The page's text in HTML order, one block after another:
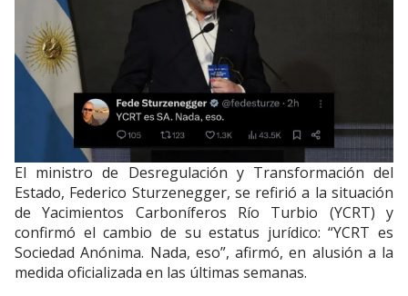
El ministro de Desregulación y Transformación del
Estado, Federico Sturzenegger, se refirió a la situación
de Yacimientos Carboníferos Río Turbio (YCRT) y
confirmó el cambio de su estatus jurídico: “YCRT es
Sociedad Anónima. Nada, eso”, afirmó, en alusión a la
medida oficializada en las últimas semanas.